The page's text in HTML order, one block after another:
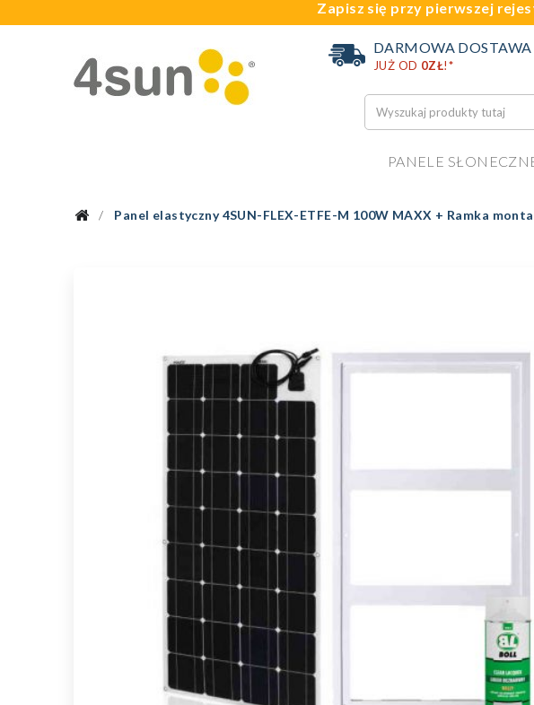
Zapisz się przy pierwszej
DARMOWA DOSTAWA
JUŻ OD 0ZŁ!*
PANELE
Panel elastyczny 4SUN-FLEX-ETFE-M 100W MAXX + Ramka